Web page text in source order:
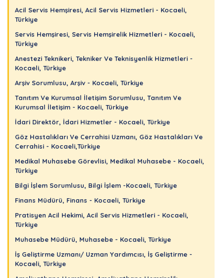
Acil Servis Hemşiresi, Acil Servis Hizmetleri - Kocaeli,
Türkiye
Servis Hemşiresi, Servis Hemşirelik Hizmetleri - Kocaeli,
Türkiye
Anestezi Teknikeri, Tekniker Ve Teknisyenlik Hizmetleri -
Kocaeli, Türkiye
Arşiv Sorumlusu, Arşiv - Kocaeli, Türkiye
Tanıtım Ve Kurumsal İletişim Sorumlusu, Tanıtım Ve
Kurumsal İletişim - Kocaeli, Türkiye
İdari Direktör, İdari Hizmetler - Kocaeli, Türkiye
Göz Hastalıkları Ve Cerrahisi Uzmanı, Göz Hastalıkları Ve
Cerrahisi - Kocaeli,Türkiye
Medikal Muhasebe Görevlisi, Medikal Muhasebe - Kocaeli,
Türkiye
Bilgi İşlem Sorumlusu, Bilgi İşlem -Kocaeli, Türkiye
Finans Müdürü, Finans - Kocaeli, Türkiye
Pratisyen Acil Hekimi, Acil Servis Hizmetleri - Kocaeli,
Türkiye
Muhasebe Müdürü, Muhasebe - Kocaeli, Türkiye
İş Geliştirme Uzmanı/ Uzman Yardımcısı, İş Geliştirme -
Kocaeli, Türkiye